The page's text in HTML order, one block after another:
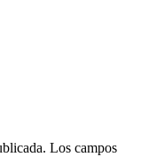
Los campos